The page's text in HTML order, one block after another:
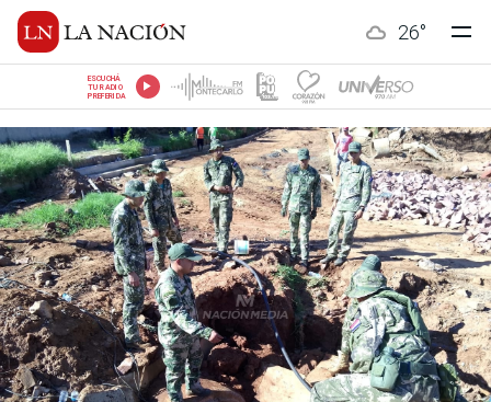
26°
ESCUCHÁ
TU RADIO
PREFERIDA